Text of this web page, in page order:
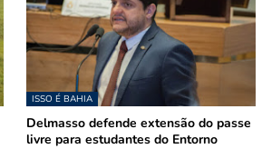
ISSO É BAHIA
Delmasso defende extensão do passe
livre para estudantes do Entorno